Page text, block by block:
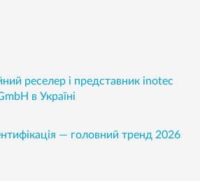
реселер і представник inotec
в Україні
— головний тренд 2026